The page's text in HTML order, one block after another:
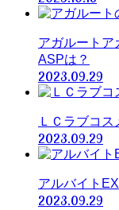
アガルートア
ASPは？
2023.09.29
ＬＣラブコ
2023.09.29
アルバイト
2023.09.29